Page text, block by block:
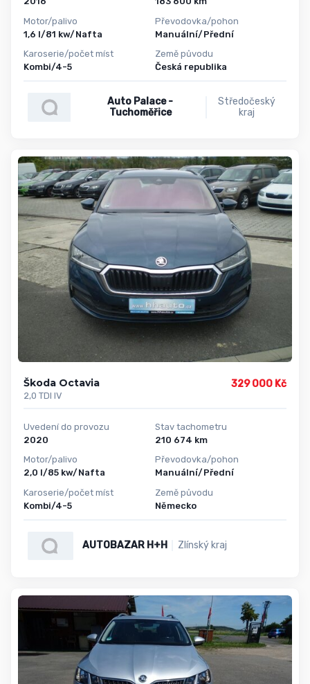
Motor/palivo
1,6 l/81 kw/Nafta
Karoserie/počet míst
Kombi/4-5
Převodovka/pohon
Manuální/Přední
Země původu
Česká republika
Auto Palace -
Tuchoměřice
Středočeský
kraj
Škoda Octavia
2,0 TDI IV
329 000 Kč
Uvedení do provozu
2020
Motor/palivo
2,0 l/85 kw/Nafta
Karoserie/počet míst
Kombi/4-5
Stav tachometru
210 674 km
Převodovka/pohon
Manuální/Přední
Země původu
Německo
AUTOBAZAR H+H Zlínský kraj